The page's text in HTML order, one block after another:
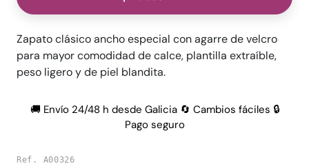
Zapato clásico ancho especial con agarre de velcro
para mayor comodidad de calce, plantilla extraíble,
peso ligero y de piel blandita.
🚚 Envío 24/48 h desde Galicia 🔄 Cambios fáciles 🔒
Pago seguro
Ref. A00326